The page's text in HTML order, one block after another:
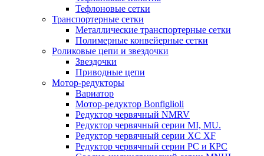
Тефлоновые сетки
Транспортерные сетки
Металлические транспортерные сетки
Полимерные конвейерные сетки
Роликовые цепи и звездочки
Звездочки
Приводные цепи
Мотор-редукторы
Вариатор
Мотор-редуктор Bonfiglioli
Редуктор червячный NMRV
Редуктор червячный серии MI, MU.
Редуктор червячный серии XC XF
Редуктор червячный серии РС и КРС